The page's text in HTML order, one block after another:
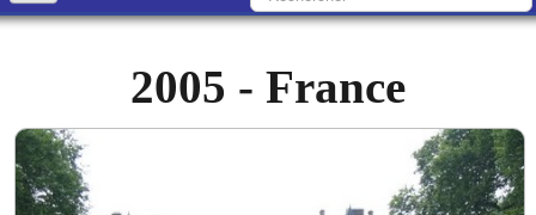
What about the choir
Media
Calendar
2005 - France